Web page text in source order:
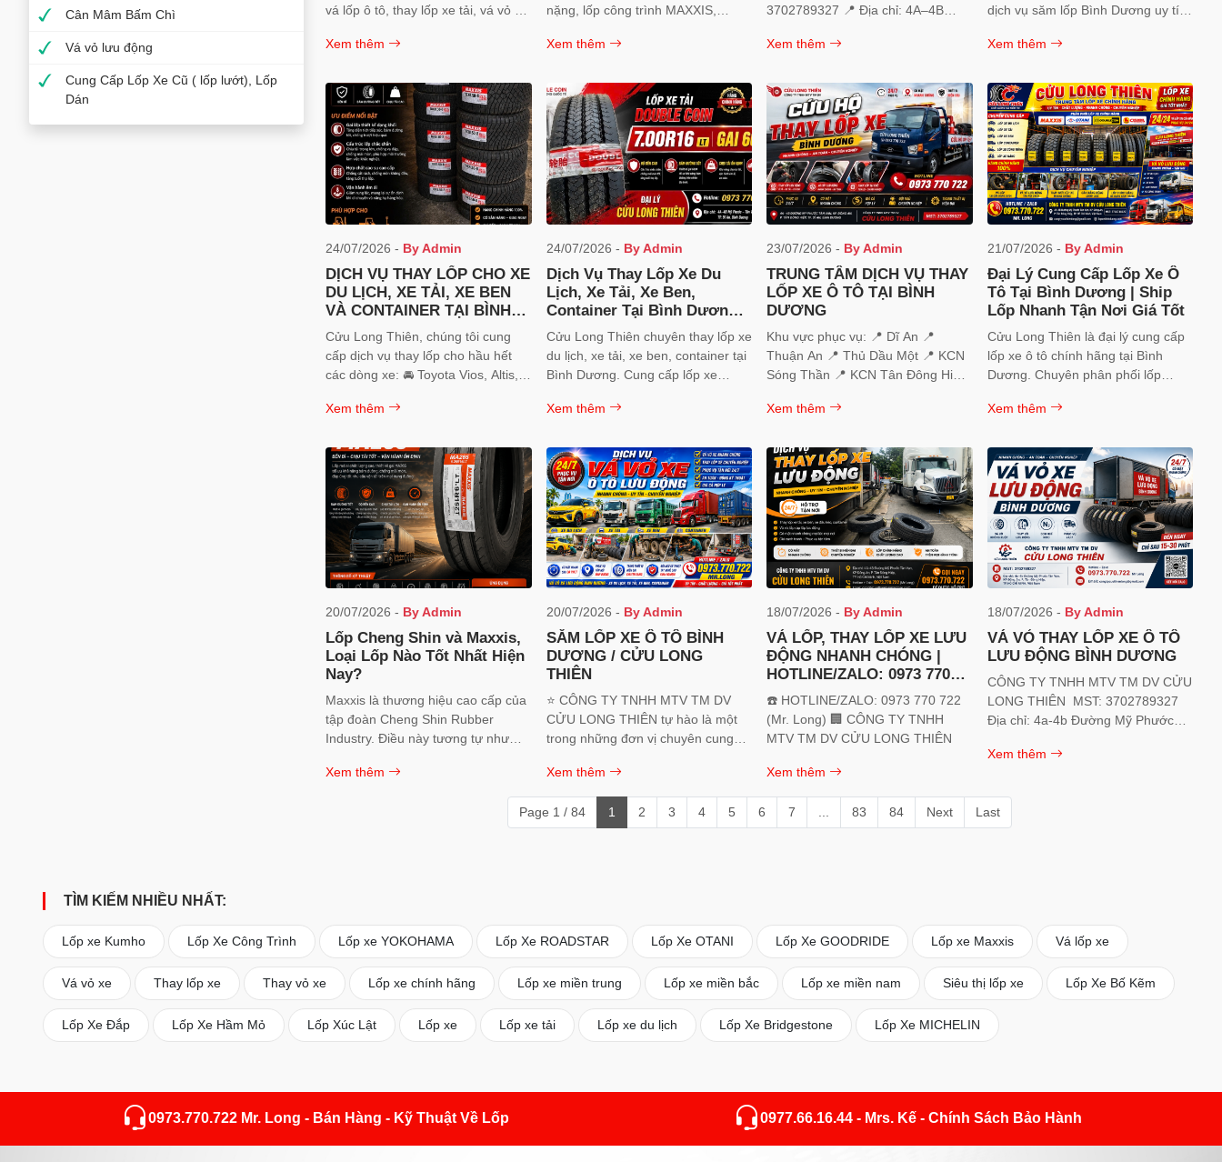
Cân Mâm Bấm Chì
Vá vỏ lưu động
Cung Cấp Lốp Xe Cũ ( lốp lướt), Lốp
Dán
vá lốp ô tô, thay lốp xe tải, vá vỏ xe
CÔNG TY TNHH MTV TM DV CỬU
cậy được nhiều khách hàng và
doanh nghiệp vận tải lựa chọn.
Xem thêm
nặng, lốp công trình MAXXIS,
mới, lốp cũ chất lượng cao, bao ráp
Xem thêm
3702789327 📍 Địa chỉ: 4A–4B
Đông An, P. Tân Đông Hiệp, TP. Hồ
Zalo: 0973.770.722 (Mr Long) 📧
Email:
congtycuuthienlong@gmail.com
Xem thêm
dịch vụ săm lốp Bình Dương uy tín,
xe chính hãng, dịch vụ vá vỏ, thay
lưu động tại khu vực Dĩ An, Bình
Dương.
Xem thêm
24/07/2026 - By Admin
DỊCH VỤ THAY LỐP CHO XE
DU LỊCH, XE TẢI, XE BEN
VÀ CONTAINER TẠI BÌNH
DƯƠNG
Cửu Long Thiên, chúng tôi cung
cấp dịch vụ thay lốp cho hầu hết
các dòng xe: 🚘 Toyota Vios, Altis,
City, Civic, CR-V, HR-V 🚘 Hyundai
🚘 Kia Morning, Soluto, K3, Seltos,
Sportage, Carnival 🚘 Mazda 2,
Mazda 3, CX-3, CX-5, CX-8 🚘 Ford
Ranger, Everest, Territory 🚘
Mitsubishi Xpander, Triton, Pajero
Sport 🚘 Nissan Navara, Terra 🚘
Isuzu D-Max, MU-X 🚘 VinFast VF3,
VF5, VF6, VF7, VF8, VF9 🚘
và nhiều dòng xe khác.
Xem thêm
24/07/2026 - By Admin
Dịch Vụ Thay Lốp Xe Du
Lịch, Xe Tải, Xe Ben,
Container Tại Bình Dương |
Lốp Maxxis, Otani, Double
Coin Chính Hãng
Cửu Long Thiên chuyên thay lốp xe
du lịch, xe tải, xe ben, container tại
Bình Dương. Cung cấp lốp xe
Coin với giá tốt, bảo hành chính
động và tư vấn tận tâm.
Xem thêm
23/07/2026 - By Admin
TRUNG TÂM DỊCH VỤ THAY
LỐP XE Ô TÔ TẠI BÌNH
DƯƠNG
Khu vực phục vụ: 📍 Dĩ An 📍
Thuận An 📍 Thủ Dầu Một 📍 KCN
Sóng Thần 📍 KCN Tân Đông Hiệp
Vạn 📍 Quốc lộ 1K
Xem thêm
21/07/2026 - By Admin
Đại Lý Cung Cấp Lốp Xe Ô
Tô Tại Bình Dương | Ship
Lốp Nhanh Tận Nơi Giá Tốt
Cửu Long Thiên là đại lý cung cấp
lốp xe ô tô chính hãng tại Bình
Dương. Chuyên phân phối lốp
Casumina. Ship lốp nhanh tận nơi,
Hotline/Zalo: 0973.770.722.
Xem thêm
20/07/2026 - By Admin
Lốp Cheng Shin và Maxxis,
Loại Lốp Nào Tốt Nhất Hiện
Nay?
Maxxis là thương hiệu cao cấp của
tập đoàn Cheng Shin Rubber
Industry. Điều này tương tự như
nhãn hiệu với các phân khúc khác
nhau. Vì vậy, Maxxis thường được
Xem thêm
20/07/2026 - By Admin
SĂM LỐP XE Ô TÔ BÌNH
DƯƠNG / CỬU LONG
THIÊN
⭐ CÔNG TY TNHH MTV TM DV
CỬU LONG THIÊN tự hào là một
trong những đơn vị chuyên cung
Bình Dương, đồng thời mang đến
dịch vụ vá vỏ, lắp ráp và thay mới
lốp xe lưu động nhanh chóng,
Xem thêm
18/07/2026 - By Admin
VÁ LỐP, THAY LỐP XE LƯU
ĐỘNG NHANH CHÓNG |
HOTLINE/ZALO: 0973 770
722
☎️ HOTLINE/ZALO: 0973 770 722
(Mr. Long) 🏢 CÔNG TY TNHH
MTV TM DV CỬU LONG THIÊN
Xem thêm
18/07/2026 - By Admin
VÁ VỎ THAY LỐP XE Ô TÔ
LƯU ĐỘNG BÌNH DƯƠNG
CÔNG TY TNHH MTV TM DV CỬU
LONG THIÊN MST: 3702789327
Địa chỉ: 4a-4b Đường Mỹ Phước
Hiệp, TP.HỒ CHÍ MINH, Việt Nam
Long
Xem thêm
Page 1 / 84 1 2 3 4 5 6 7 83 84 Next Last
TÌM KIẾM NHIỀU NHẤT:
Lốp xe Kumho Lốp Xe Công Trình Lốp xe YOKOHAMA Lốp Xe ROADSTAR Lốp Xe OTANI Lốp Xe GOODRIDE Lốp xe Maxxis Vá lốp xe
Vá vỏ xe Thay lốp xe Thay vỏ xe Lốp xe chính hãng Lốp xe miền trung Lốp xe miền bắc Lốp xe miền nam Siêu thị lốp xe Lốp Xe Bố Kẽm
Lốp Xe Đắp Lốp Xe Hầm Mỏ Lốp Xúc Lật Lốp xe Lốp xe tải Lốp xe du lịch Lốp Xe Bridgestone Lốp Xe MICHELIN
0973.770.722 Mr. Long - Bán Hàng - Kỹ Thuật Về Lốp 0977.66.16.44 - Mrs. Kế - Chính Sách Bảo Hành